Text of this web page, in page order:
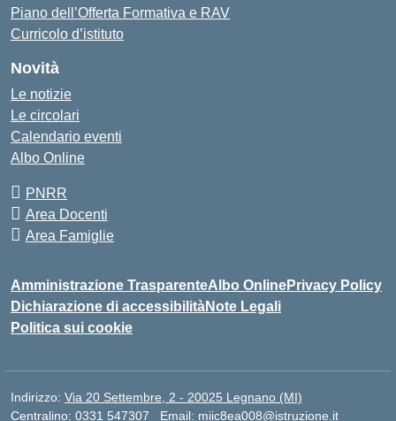
Piano dell’Offerta Formativa e RAV
Curricolo d’istituto
Novità
Le notizie
Le circolari
Calendario eventi
Albo Online
PNRR
Area Docenti
Area Famiglie
Amministrazione TrasparenteAlbo OnlinePrivacy Policy
Dichiarazione di accessibilitàNote Legali
Politica sui cookie
Indirizzo: Via 20 Settembre, 2 - 20025 Legnano (MI)
Centralino: 0331 547307 Email: miic8ea008@istruzione.it